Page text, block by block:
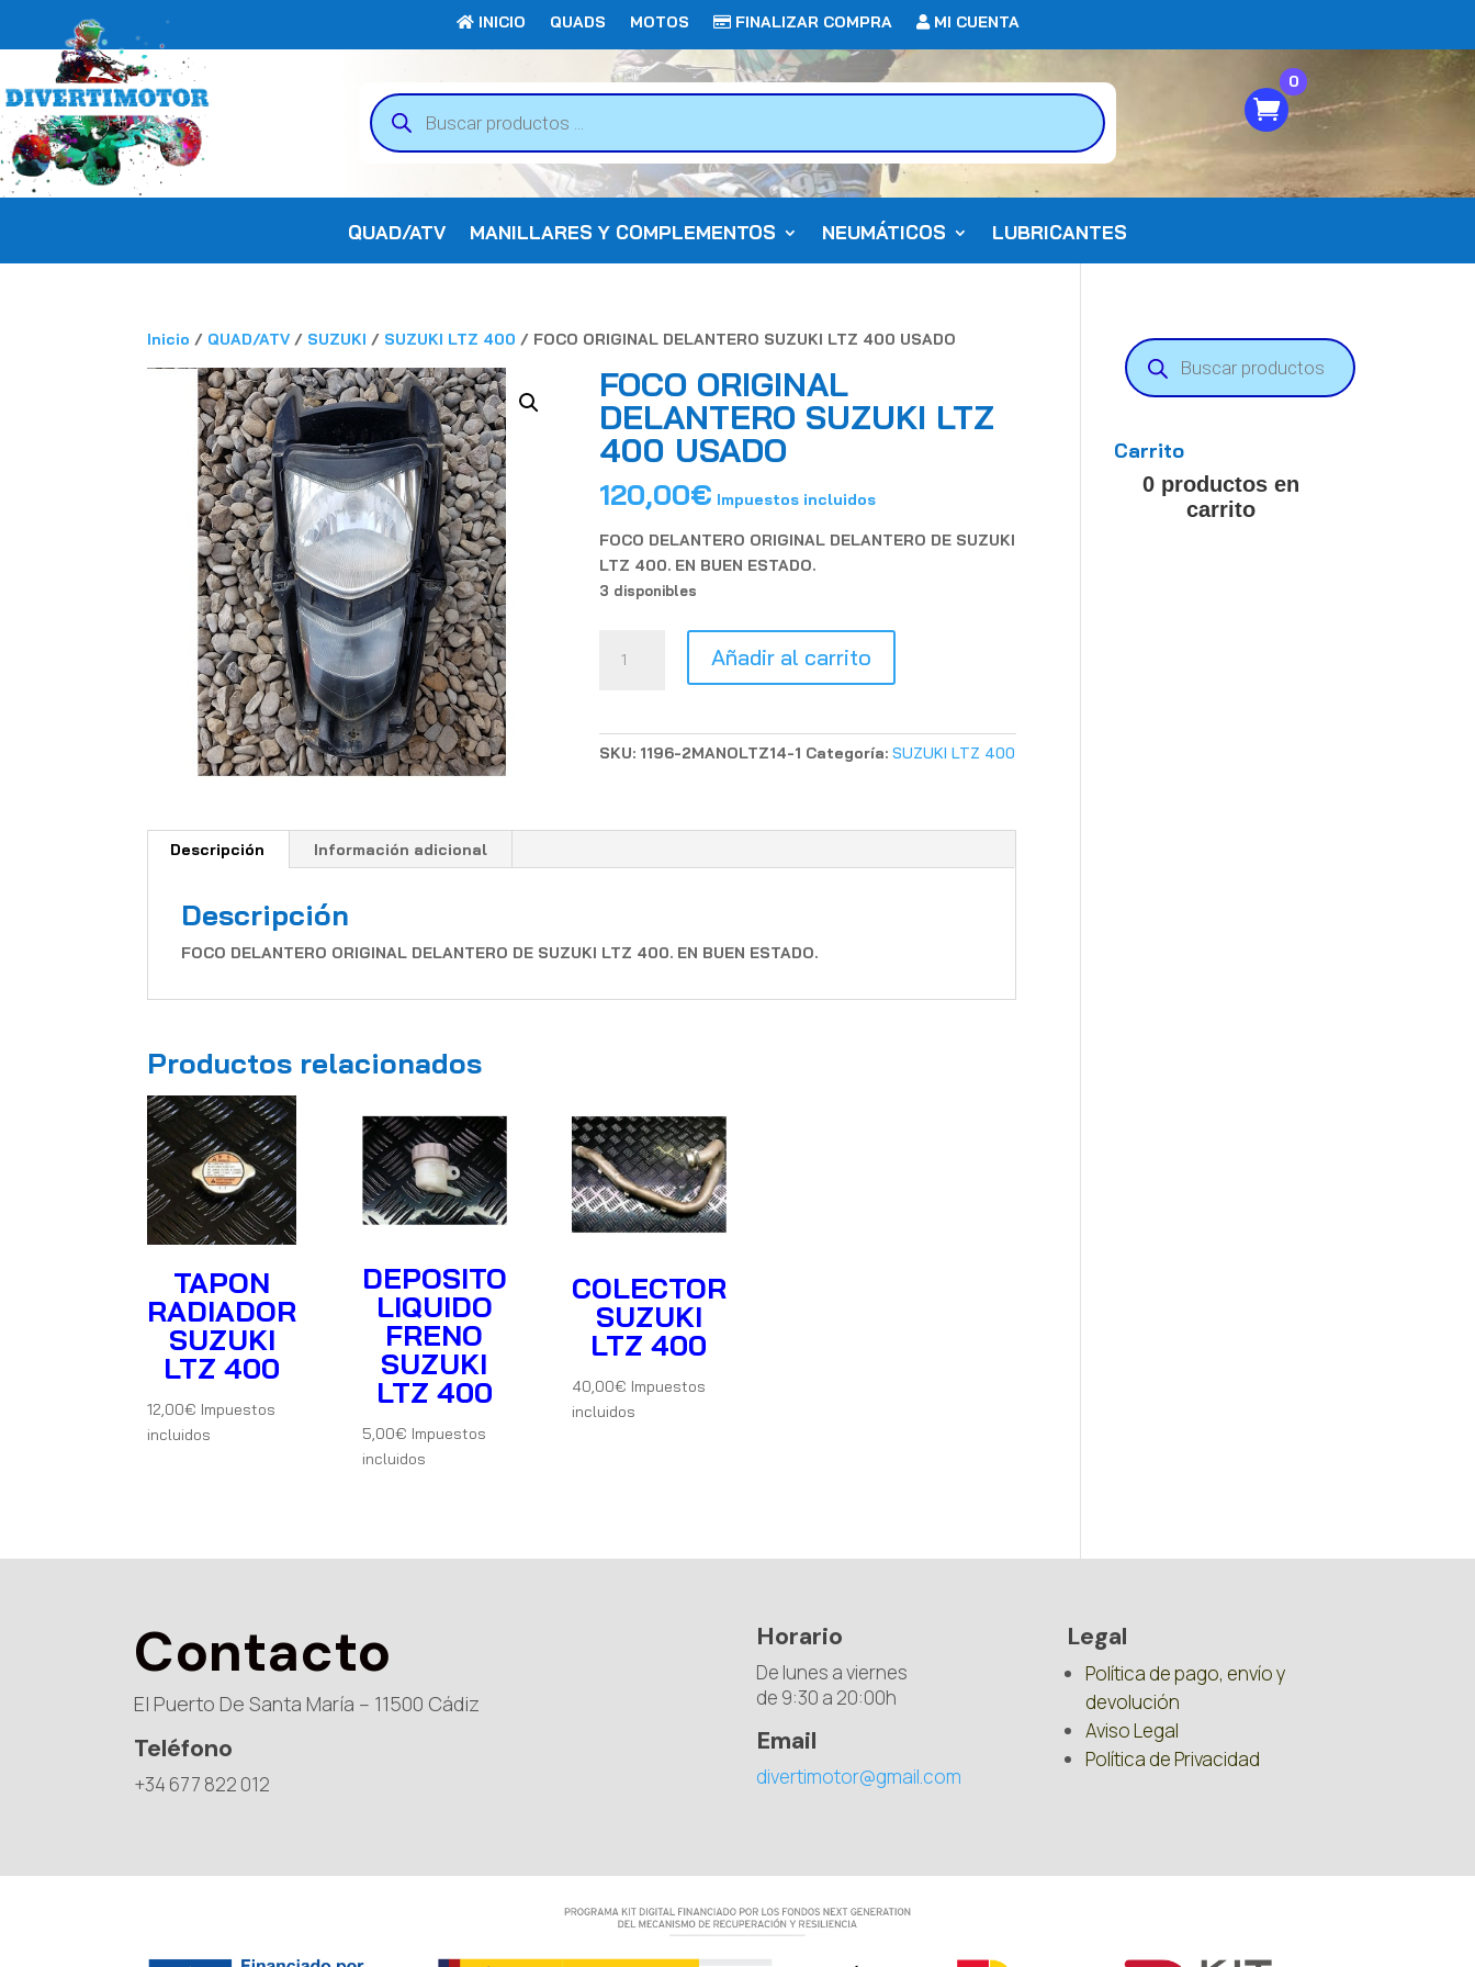
INICIO QUADS MOTOS FINALIZAR COMPRA MI CUENTA
Búsqueda
de
productos
0
QUAD/ATV MANILLARES Y COMPLEMENTOS NEUMÁTICOS LUBRICANTES
Inicio / QUAD/ATV / SUZUKI / SUZUKI LTZ 400 / FOCO ORIGINAL DELANTERO SUZUKI LTZ 400 USADO
FOCO ORIGINAL
DELANTERO SUZUKI LTZ
400 USADO
120,00€ Impuestos incluidos
FOCO DELANTERO ORIGINAL DELANTERO DE SUZUKI
LTZ 400. EN BUEN ESTADO.
3 disponibles
ORIGINAL
DELANTERO
Añadir al carrito
SKU: 1196-2MANOLTZ14-1 Categoría:SUZUKI LTZ 400
Descripción Información adicional
Descripción
FOCO DELANTERO ORIGINAL DELANTERO DE SUZUKI LTZ 400. EN BUEN ESTADO.
Productos relacionados
TAPON
RADIADOR
SUZUKI
LTZ 400
12,00€ Impuestos
incluidos
DEPOSITO
LIQUIDO
FRENO
SUZUKI
LTZ 400
5,00€ Impuestos
incluidos
COLECTOR
SUZUKI
LTZ 400
40,00€ Impuestos
incluidos
Búsqueda
de
productos
Carrito
0 productos en
carrito
Contacto
El Puerto De Santa María – 11500 Cádiz
Teléfono
+34 677 822 012
Horario
De lunes a viernes
de 9:30 a 20:00h
Email
divertimotor@gmail.com
Legal
Política de pago, envío y
devolución
Aviso Legal
Política de Privacidad